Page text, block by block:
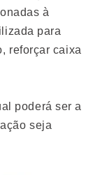
à
para
reforçar caixa
poderá ser a
seja